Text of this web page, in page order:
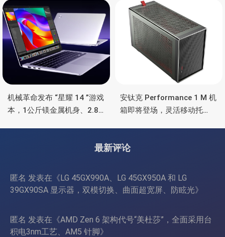
彩灯效
机械革命发布 “星耀 14 ”游戏
本，1公斤镁金属机身、2.8K
安钛克 Performance 1 M 机
箱即将登场，灵活移动托
最新评论
匿名 发表在《LG 45GX990A、LG 45GX950A 和 LG
39GX90SA 显示器，双模切换、曲面超宽屏、防眩光》
匿名 发表在《AMD Zen 6 架构代号“美杜莎”，全面采用台
积电3nm工艺、AM5 针脚》